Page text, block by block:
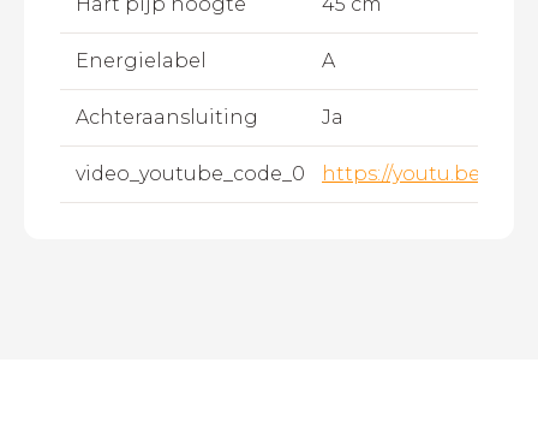
Hart pijp hoogte 45 cm
Energielabel A
Achteraansluiting Ja
video_youtube_code_0 https://youtu.be/